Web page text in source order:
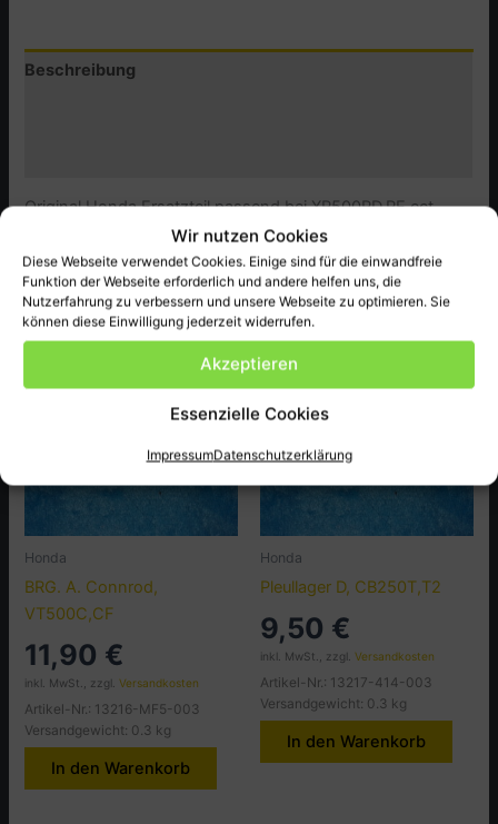
Wir nutzen Cookies
Diese Webseite verwendet Cookies. Einige sind für die einwandfreie
Funktion der Webseite erforderlich und andere helfen uns, die
Nutzerfahrung zu verbessern und unsere Webseite zu optimieren. Sie
können diese Einwilligung jederzeit widerrufen.
Akzeptieren
Essenzielle Cookies
ImpressumDatenschutzerklärung
Beschreibung
Original Honda Ersatzteil passend bei XR500RD.RE ect.
Ähnliche Produkte
Honda
BRG. A. Connrod,
VT500C,CF
11,90 €
inkl. MwSt., zzgl.Versandkosten
Artikel-Nr.: 13216-MF5-003
Versandgewicht: 0.3 kg
In den Warenkorb
Honda
Pleullager D, CB250T,T2
9,50 €
inkl. MwSt., zzgl. Versandkosten
Artikel-Nr.: 13217-414-003
Versandgewicht: 0.3 kg
In den Warenkorb